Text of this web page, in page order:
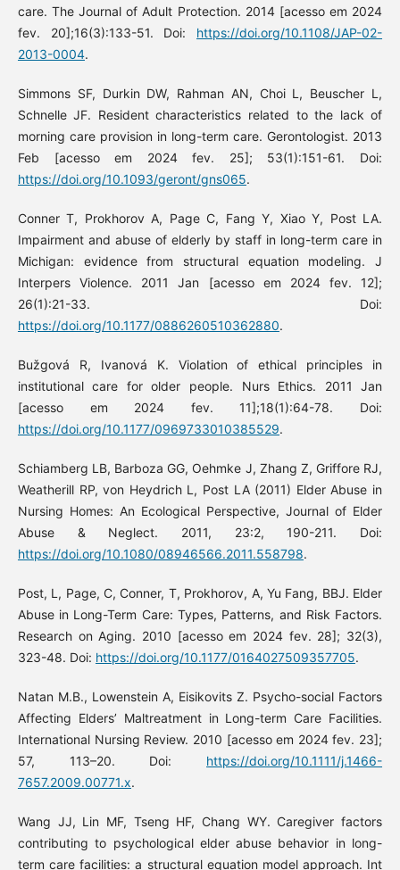
care. The Journal of Adult Protection. 2014 [acesso em 2024
fev. 20];16(3):133-51. Doi: https://doi.org/10.1108/JAP-02-
2013-0004.
Simmons SF, Durkin DW, Rahman AN, Choi L, Beuscher L,
Schnelle JF. Resident characteristics related to the lack of
morning care provision in long-term care. Gerontologist. 2013
Feb [acesso em 2024 fev. 25]; 53(1):151-61. Doi:
https://doi.org/10.1093/geront/gns065.
Conner T, Prokhorov A, Page C, Fang Y, Xiao Y, Post LA.
Impairment and abuse of elderly by staff in long-term care in
Michigan: evidence from structural equation modeling. J
Interpers Violence. 2011 Jan [acesso em 2024 fev. 12];
26(1):21-33. Doi:
https://doi.org/10.1177/0886260510362880.
Bužgová R, Ivanová K. Violation of ethical principles in
institutional care for older people. Nurs Ethics. 2011 Jan
[acesso em 2024 fev. 11];18(1):64-78. Doi:
https://doi.org/10.1177/0969733010385529.
Schiamberg LB, Barboza GG, Oehmke J, Zhang Z, Griffore RJ,
Weatherill RP, von Heydrich L, Post LA (2011) Elder Abuse in
Nursing Homes: An Ecological Perspective, Journal of Elder
Abuse & Neglect. 2011, 23:2, 190-211. Doi:
https://doi.org/10.1080/08946566.2011.558798.
Post, L, Page, C, Conner, T, Prokhorov, A, Yu Fang, BBJ. Elder
Abuse in Long-Term Care: Types, Patterns, and Risk Factors.
Research on Aging. 2010 [acesso em 2024 fev. 28]; 32(3),
323-48. Doi: https://doi.org/10.1177/0164027509357705.
Natan M.B., Lowenstein A, Eisikovits Z. Psycho-social Factors
Affecting Elders’ Maltreatment in Long-term Care Facilities.
International Nursing Review. 2010 [acesso em 2024 fev. 23];
57, 113–20. Doi: https://doi.org/10.1111/j.1466-
7657.2009.00771.x.
Wang JJ, Lin MF, Tseng HF, Chang WY. Caregiver factors
contributing to psychological elder abuse behavior in long-
term care facilities: a structural equation model approach. Int